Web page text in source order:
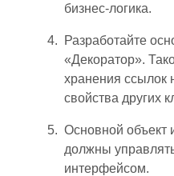
бизнес-логика.
Разработайте
«Декоратор».
хранения ссылок
свойства других
Основной объект
должны
интерфейсом.